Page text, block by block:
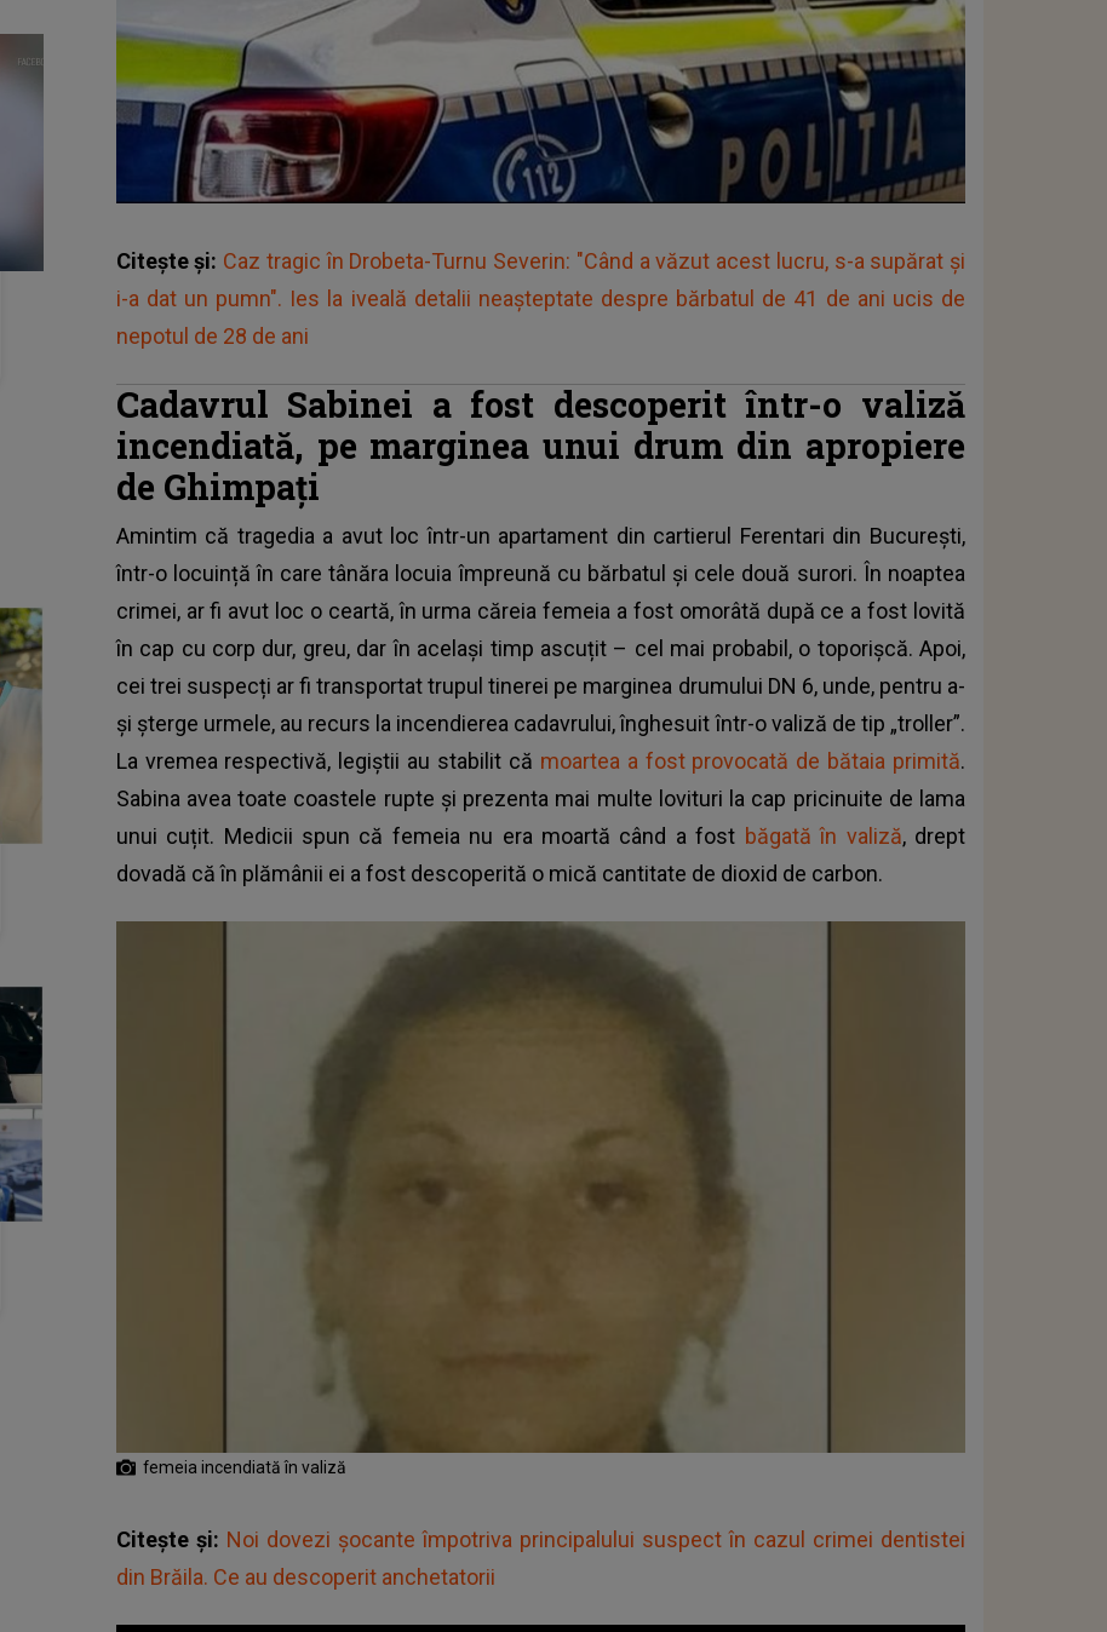
Citește și: Caz tragic în Drobeta-Turnu Severin: "Când a văzut acest lucru, s-a supărat și
i-a dat un pumn". Ies la iveală detalii neaşteptate despre bărbatul de 41 de ani ucis de
nepotul de 28 de ani
Cadavrul Sabinei a fost descoperit într-o valiză
incendiată, pe marginea unui drum din apropiere
de Ghimpați
Amintim că tragedia a avut loc într-un apartament din cartierul Ferentari din București,
într-o locuință în care tânăra locuia împreună cu bărbatul și cele două surori. În noaptea
crimei, ar fi avut loc o ceartă, în urma căreia femeia a fost omorâtă după ce a fost lovită
în cap cu corp dur, greu, dar în același timp ascuțit – cel mai probabil, o toporișcă. Apoi,
cei trei suspecți ar fi transportat trupul tinerei pe marginea drumului DN 6, unde, pentru a-
și șterge urmele, au recurs la incendierea cadavrului, înghesuit într-o valiză de tip „troller”.
La vremea respectivă, legiștii au stabilit că moartea a fost provocată de bătaia primită.
Sabina avea toate coastele rupte și prezenta mai multe lovituri la cap pricinuite de lama
unui cuțit. Medicii spun că femeia nu era moartă când a fost băgată în valiză, drept
dovadă că în plămânii ei a fost descoperită o mică cantitate de dioxid de carbon.
femeia incendiată în valiză
Citește și: Noi dovezi șocante împotriva principalului suspect în cazul crimei dentistei
din Brăila. Ce au descoperit anchetatorii